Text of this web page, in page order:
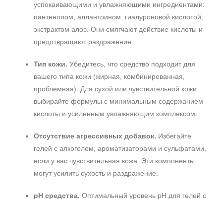
успокаивающими и увлажняющими ингредиентами:
пантенолом, аллантоином, гиалуроновой кислотой,
экстрактом алоэ. Они смягчают действие кислоты и
предотвращают раздражение.
Тип кожи. Убедитесь, что средство подходит для
вашего типа кожи (жирная, комбинированная,
проблемная). Для сухой или чувствительной кожи
выбирайте формулы с минимальным содержанием
кислоты и усиленным увлажняющим комплексом.
Отсутствие агрессивных добавок. Избегайте
гелей с алкоголем, ароматизаторами и сульфатами,
если у вас чувствительная кожа. Эти компоненты
могут усилить сухость и раздражение.
pH средства. Оптимальный уровень pH для гелей с